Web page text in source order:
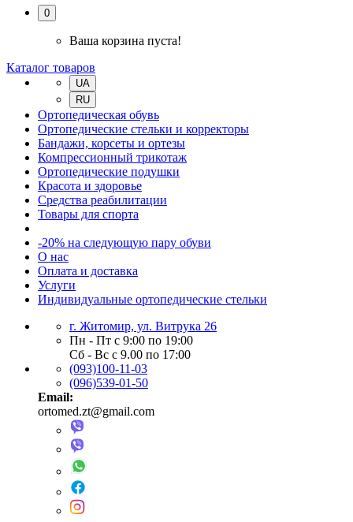
0
Ваша корзина пуста!
Каталог товаров
UA
RU
Ортопедическая обувь
Ортопедические стельки и корректоры
Бандажи, корсеты и ортезы
Компрессионный трикотаж
Ортопедические подушки
Красота и здоровье
Средства реабилитации
Товары для спорта
-20% на следующую пару обуви
О нас
Оплата и доставка
Услуги
Индивидуальные ортопедические стельки
г. Житомир, ул. Витрука 26
Пн - Пт с 9:00 по 19:00
Сб - Вс с 9.00 по 17:00
(093)100-11-03
(096)539-01-50
Email:
ortomed.zt@gmail.com